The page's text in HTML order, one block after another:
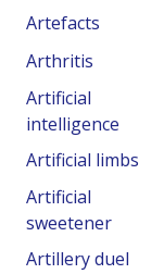
Artefacts
Arthritis
Artificial
intelligence
Artificial limbs
Artificial
sweetener
Artillery duel